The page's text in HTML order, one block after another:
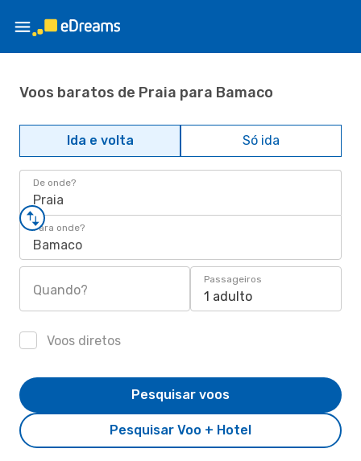
Voos baratos de Praia para Bamaco
Ida e volta Só ida
De onde?
Praia
Para onde?
Bamaco
Quando?
Passageiros
1 adulto
Voos diretos
Pesquisar Voo + Hotel
Pesquisar voos